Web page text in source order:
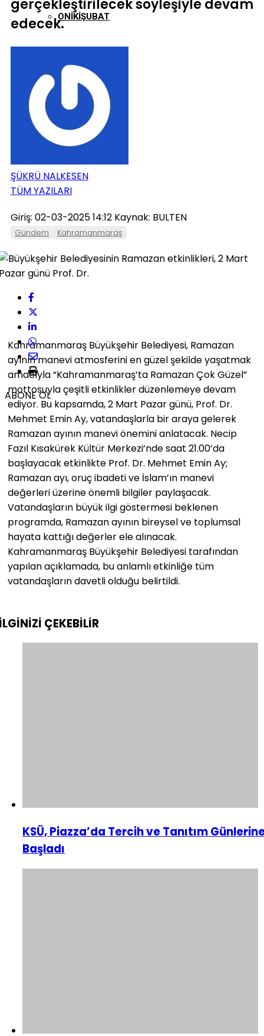
ONIKIŞUBAT
TÜRKOĞLU
gerçekleştirilecek söyleşiyle devam
edecek.
ŞÜKRÜ NALKESEN
TÜM YAZILARI
Giriş: 02-03-2025 14:12 Kaynak: BULTEN
Gündem Kahramanmaraş
ABONE OL
Kahramanmaraş Büyükşehir Belediyesi, Ramazan
ayının manevi atmosferini en güzel şekilde yaşatmak
amacıyla “Kahramanmaraş’ta Ramazan Çok Güzel”
mottosuyla çeşitli etkinlikler düzenlemeye devam
ediyor. Bu kapsamda, 2 Mart Pazar günü, Prof. Dr.
Mehmet Emin Ay, vatandaşlarla bir araya gelerek
Ramazan ayının manevi önemini anlatacak. Necip
Fazıl Kısakürek Kültür Merkezi’nde saat 21.00’da
başlayacak etkinlikte Prof. Dr. Mehmet Emin Ay;
Ramazan ayı, oruç ibadeti ve İslam’ın manevi
değerleri üzerine önemli bilgiler paylaşacak.
Vatandaşların büyük ilgi göstermesi beklenen
programda, Ramazan ayının bireysel ve toplumsal
hayata kattığı değerler ele alınacak.
Kahramanmaraş Büyükşehir Belediyesi tarafından
yapılan açıklamada, bu anlamlı etkinliğe tüm
vatandaşların davetli olduğu belirtildi.
ÇEKEBİLİR
KSÜ, Piazza’da Tercih ve Tanıtım
Başladı